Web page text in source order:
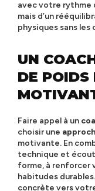
avec votre rythme
mais d’un
physiques sans
UN
DE POIDS
Faire appel à un
choisir une
motivante. En
technique et
forme, à renforcer
habitudes
concrète vers